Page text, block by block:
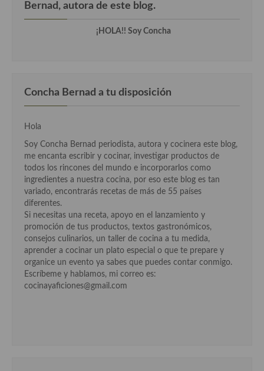
Cocina Danesa
Cocina de Ucrania
Cocina Eslovena
Cocina Francesa
Cocina Griega
Cocina Holandesa
Cocina Hungara
Bernad, autora de este blog.
¡HOLA!! Soy Concha
Concha Bernad a tu disposición
Hola
Soy Concha Bernad periodista, autora y cocinera este blog,
me encanta escribir y cocinar, investigar productos de
todos los rincones del mundo e incorporarlos como
ingredientes a nuestra cocina, por eso este blog es tan
variado, encontrarás recetas de más de 55 países
diferentes.
Si necesitas una receta, apoyo en el lanzamiento y
promoción de tus productos, textos gastronómicos,
consejos culinarios, un taller de cocina a tu medida,
aprender a cocinar un plato especial o que te prepare y
organice un evento ya sabes que puedes contar conmigo.
Escríbeme y hablamos, mi correo es:
cocinayaficiones@gmail.com